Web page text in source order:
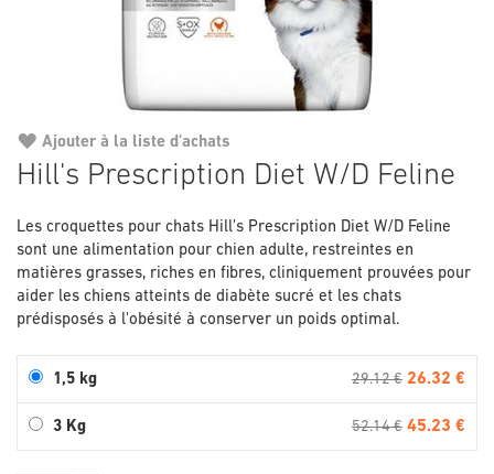
Hill's Prescription Diet W/D Feline
Les croquettes pour chats Hill's Prescription Diet W/D Feline
sont une alimentation pour chien adulte, restreintes en
matières grasses, riches en fibres, cliniquement prouvées pour
aider les chiens atteints de diabète sucré et les chats
prédisposés à l'obésité à conserver un poids optimal.
1,5 kg 29.12 € 26.32 €
3 Kg 52.14 € 45.23 €
Ajouter à la liste d'achats
au
de
la
Galerie
d’images